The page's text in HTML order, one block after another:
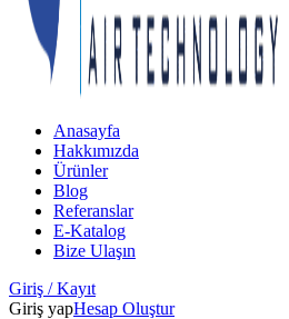
Anasayfa
Hakkımızda
Ürünler
Blog
Referanslar
E-Katalog
Bize Ulaşın
Giriş / Kayıt
Giriş yapHesap Oluştur